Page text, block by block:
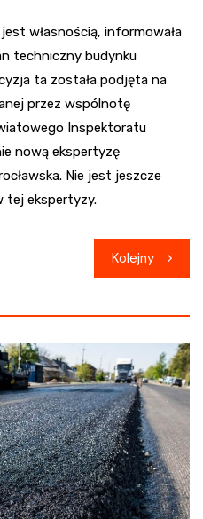
własnością, informowała
techniczny budynku
ta została podjęta na
przez wspólnotę
Inspektoratu
nową ekspertyzę
Nie jest jeszcze
tej ekspertyzy.
Kolejny